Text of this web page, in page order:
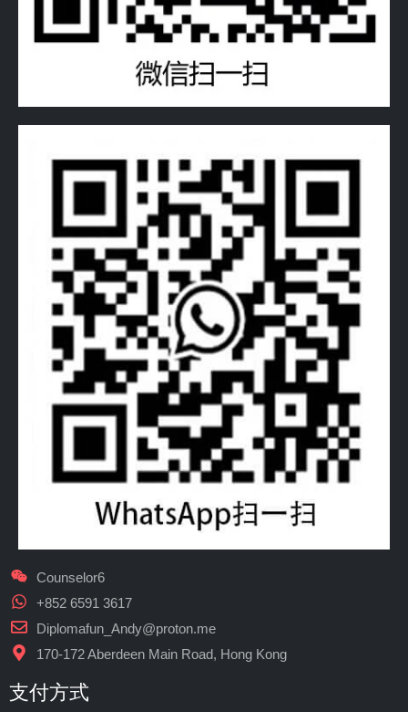
Counselor6
+852 6591 3617
Diplomafun_Andy@proton.me
170-172 Aberdeen Main Road, Hong Kong
支付方式